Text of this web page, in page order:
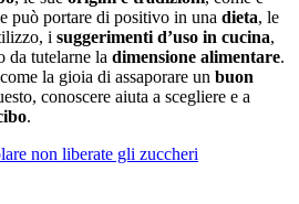
può portare di positivo in una dieta, le
i suggerimenti d’uso in cucina,
da tutelarne la dimensione alimentare.
come la gioia di assaporare un buon
conoscere aiuta a scegliere e a
.